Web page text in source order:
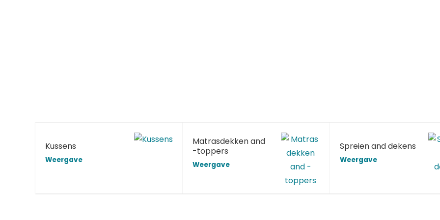
Kussens
Weergave
Matrasdekken and
-toppers
Weergave
Spreien and dekens
Weergave